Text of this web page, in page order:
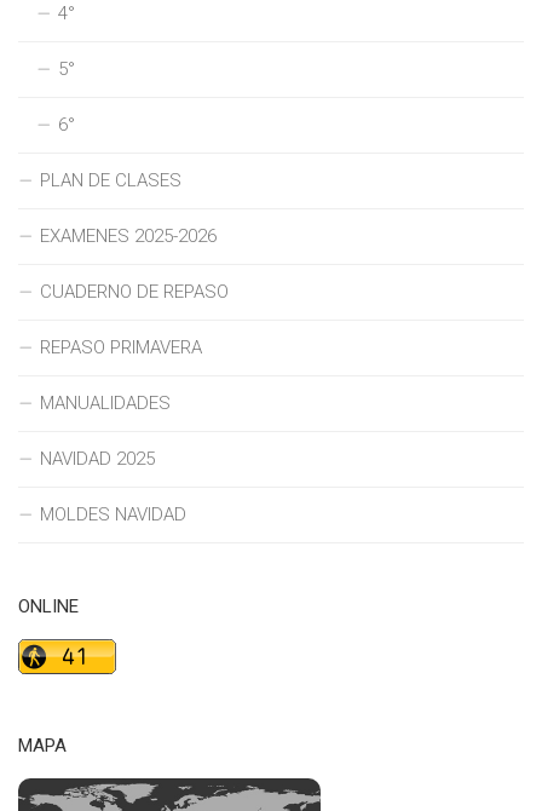
4°
5°
6°
PLAN DE CLASES
EXAMENES 2025-2026
CUADERNO DE REPASO
REPASO PRIMAVERA
MANUALIDADES
NAVIDAD 2025
MOLDES NAVIDAD
ONLINE
MAPA